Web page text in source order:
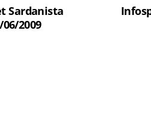
Sardanista
06/2009